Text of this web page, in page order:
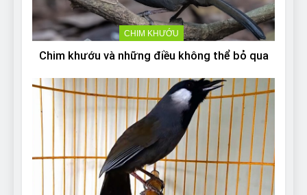
CHIM KHƯỚU
Chim khướu và những điều không thể bỏ qua